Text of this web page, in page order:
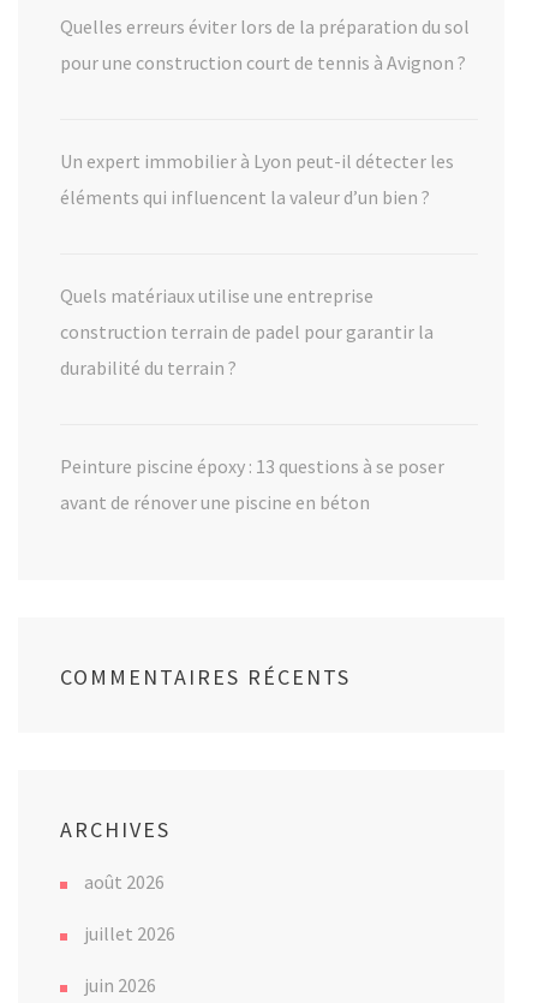
Quelles erreurs éviter lors de la préparation du sol
pour une construction court de tennis à Avignon ?
Un expert immobilier à Lyon peut-il détecter les
éléments qui influencent la valeur d’un bien ?
Quels matériaux utilise une entreprise
construction terrain de padel pour garantir la
durabilité du terrain ?
Peinture piscine époxy : 13 questions à se poser
avant de rénover une piscine en béton
COMMENTAIRES RÉCENTS
ARCHIVES
août 2026
juillet 2026
juin 2026